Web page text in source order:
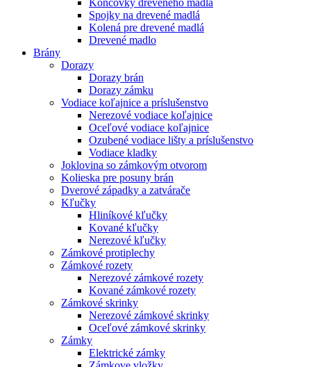
Spojky na drevené madlá
Kolená pre drevené madlá
Drevené madlo
Brány
Dorazy
Dorazy brán
Dorazy zámku
Vodiace koľajnice a príslušenstvo
Nerezové vodiace koľajnice
Oceľové vodiace koľajnice
Ozubené vodiace lišty a príslušenstvo
Vodiace kladky
Joklovina so zámkovým otvorom
Kolieska pre posuny brán
Dverové západky a zatvárače
Kľučky
Hliníkové kľučky
Kované kľučky
Nerezové kľučky
Zámkové protiplechy
Zámkové rozety
Nerezové zámkové rozety
Kované zámkové rozety
Zámkové skrinky
Nerezové zámkové skrinky
Oceľové zámkové skrinky
Zámky
Elektrické zámky